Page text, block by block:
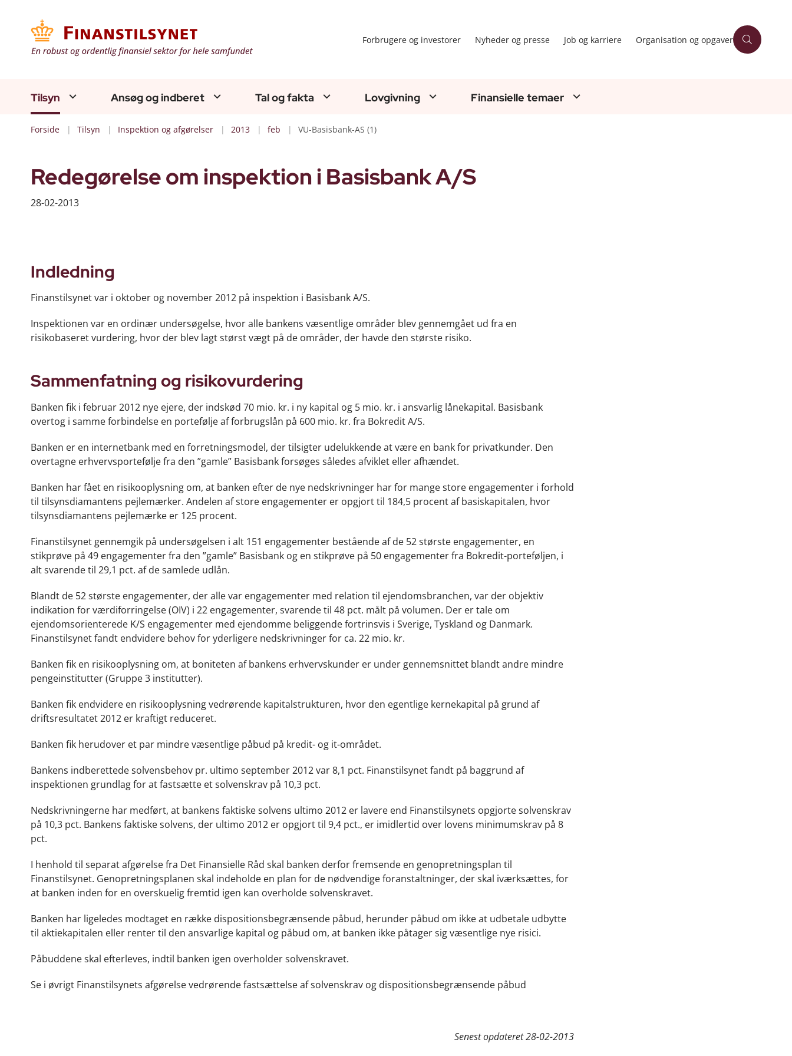
Forbrugere og investorer Nyheder og presse Job og karriere Organisation og opgaver
Tilsyn Ansøg og indberet Tal og fakta Lovgivning Finansielle temaer
Forside Tilsyn Inspektion og afgørelser 2013 feb VU-Basisbank-AS (1)
Redegørelse om inspektion i Basisbank A/S
28-02-2013
Indledning
Finanstilsynet var i oktober og november 2012 på inspektion i Basisbank A/S.
Inspektionen var en ordinær undersøgelse, hvor alle bankens væsentlige områder blev gennemgået ud fra en
risikobaseret vurdering, hvor der blev lagt størst vægt på de områder, der havde den største risiko.
Sammenfatning og risikovurdering
Banken fik i februar 2012 nye ejere, der indskød 70 mio. kr. i ny kapital og 5 mio. kr. i ansvarlig lånekapital. Basisbank
overtog i samme forbindelse en portefølje af forbrugslån på 600 mio. kr. fra Bokredit A/S.
Banken er en internetbank med en forretningsmodel, der tilsigter udelukkende at være en bank for privatkunder. Den
overtagne erhvervsportefølje fra den ”gamle” Basisbank forsøges således afviklet eller afhændet.
Banken har fået en risikooplysning om, at banken efter de nye nedskrivninger har for mange store engagementer i forhold
til tilsynsdiamantens pejlemærker. Andelen af store engagementer er opgjort til 184,5 procent af basiskapitalen, hvor
tilsynsdiamantens pejlemærke er 125 procent.
Finanstilsynet gennemgik på undersøgelsen i alt 151 engagementer bestående af de 52 største engagementer, en
stikprøve på 49 engagementer fra den ”gamle” Basisbank og en stikprøve på 50 engagementer fra Bokredit-porteføljen, i
alt svarende til 29,1 pct. af de samlede udlån.
Blandt de 52 største engagementer, der alle var engagementer med relation til ejendomsbranchen, var der objektiv
indikation for værdiforringelse (OIV) i 22 engagementer, svarende til 48 pct. målt på volumen. Der er tale om
ejendomsorienterede K/S engagementer med ejendomme beliggende fortrinsvis i Sverige, Tyskland og Danmark.
Finanstilsynet fandt endvidere behov for yderligere nedskrivninger for ca. 22 mio. kr.
Banken fik en risikooplysning om, at boniteten af bankens erhvervskunder er under gennemsnittet blandt andre mindre
pengeinstitutter (Gruppe 3 institutter).
Banken fik endvidere en risikooplysning vedrørende kapitalstrukturen, hvor den egentlige kernekapital på grund af
driftsresultatet 2012 er kraftigt reduceret.
Banken fik herudover et par mindre væsentlige påbud på kredit- og it-området.
Bankens indberettede solvensbehov pr. ultimo september 2012 var 8,1 pct. Finanstilsynet fandt på baggrund af
inspektionen grundlag for at fastsætte et solvenskrav på 10,3 pct.
Nedskrivningerne har medført, at bankens faktiske solvens ultimo 2012 er lavere end Finanstilsynets opgjorte solvenskrav
på 10,3 pct. Bankens faktiske solvens, der ultimo 2012 er opgjort til 9,4 pct., er imidlertid over lovens minimumskrav på 8
pct.
I henhold til separat afgørelse fra Det Finansielle Råd skal banken derfor fremsende en genopretningsplan til
Finanstilsynet. Genopretningsplanen skal indeholde en plan for de nødvendige foranstaltninger, der skal iværksættes, for
at banken inden for en overskuelig fremtid igen kan overholde solvenskravet.
Banken har ligeledes modtaget en række dispositionsbegrænsende påbud, herunder påbud om ikke at udbetale udbytte
til aktiekapitalen eller renter til den ansvarlige kapital og påbud om, at banken ikke påtager sig væsentlige nye risici.
Påbuddene skal efterleves, indtil banken igen overholder solvenskravet.
Se i øvrigt Finanstilsynets afgørelse vedrørende fastsættelse af solvenskrav og dispositionsbegrænsende påbud
Senest opdateret28-02-2013